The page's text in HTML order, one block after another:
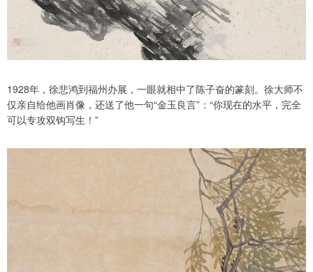
1928年，徐悲鸿到福州办展，一眼就相中了陈子奋的篆刻。徐大师不
仅亲自给他画肖像，还送了他一句“金玉良言”：“你现在的水平，完全
可以专攻双钩写生！”